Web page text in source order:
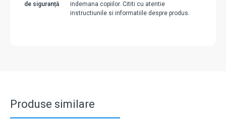
de siguranță
indemana copiilor. Cititi cu atentie
instructiunile si informatiile despre produs.
Produse similare